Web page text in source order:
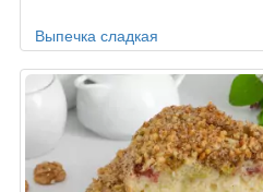
Выпечка сладкая